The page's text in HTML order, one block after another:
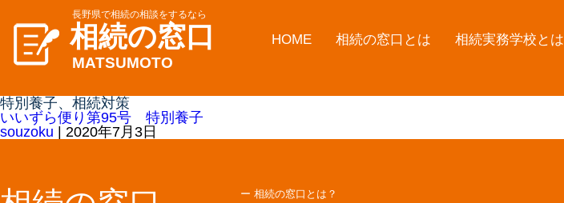
長野県で相続の相談をするなら
相続の窓口
MATSUMOTO
HOME 相続の窓口とは 相続実務学校とは
特別養子、相続対策
いいずら便り第95号 特別養子
souzoku
2020年7月3日
ー 相続の窓口とは？